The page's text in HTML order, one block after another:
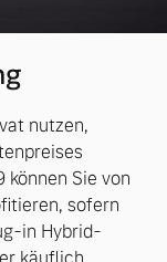
nutzen,
Sie von
sofern
in Hybrid-